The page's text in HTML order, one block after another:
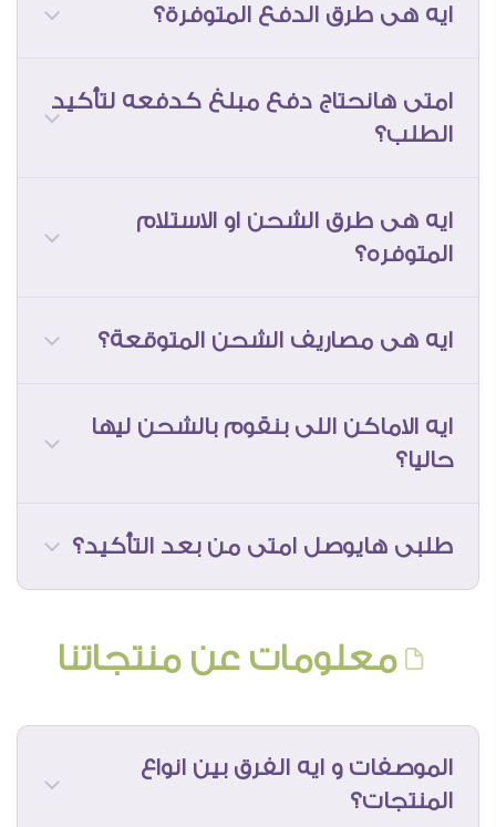
ايه هى طرق الدفع المتوفرة؟
( جاليرى الهرم مغلق مؤقتاً للتجديد )
امتى هانحتاج دفع مبلغ كدفعه لتأكيد
الطلب؟
ايه هى طرق الشحن او الاستلام
المتوفره؟
ايه هى مصاريف الشحن المتوقعة؟
ايه الاماكن اللى بنقوم بالشحن ليها
حاليا؟
طلبى هايوصل امتى من بعد التأكيد؟
* المواعيد بيتم حسابها بداية من تأكيد
معلومات عن منتجاتنا
الموصفات و ايه الفرق بين انواع
المنتجات؟